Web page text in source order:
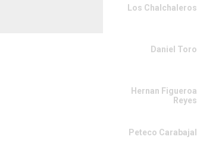
Los Chalchaleros
Daniel Toro
Hernan Figueroa
Reyes
Peteco Carabajal